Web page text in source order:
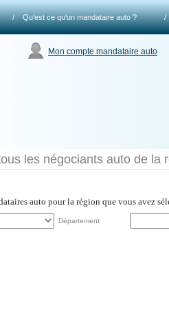
/ Qu'est ce qu'un mandataire auto ? /
Mon compte mandataire auto
les négociants auto de la
auto pour la région que vous avez
Département